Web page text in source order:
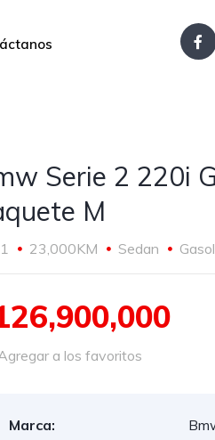
Serie 2 220i
M
23,000KM Sedan
a los favoritos
Marca: